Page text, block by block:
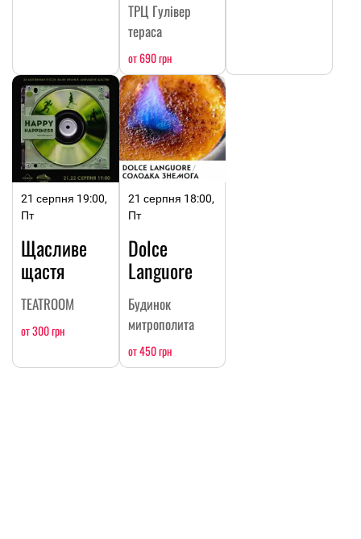
ТРЦ Гулівер
тераса
от 690 грн
21 серпня 19:00,
Пт
Щасливе
щастя
TEATROOM
от 300 грн
21 серпня 18:00,
Пт
Dolce
Languore
Будинок
митрополита
от 450 грн